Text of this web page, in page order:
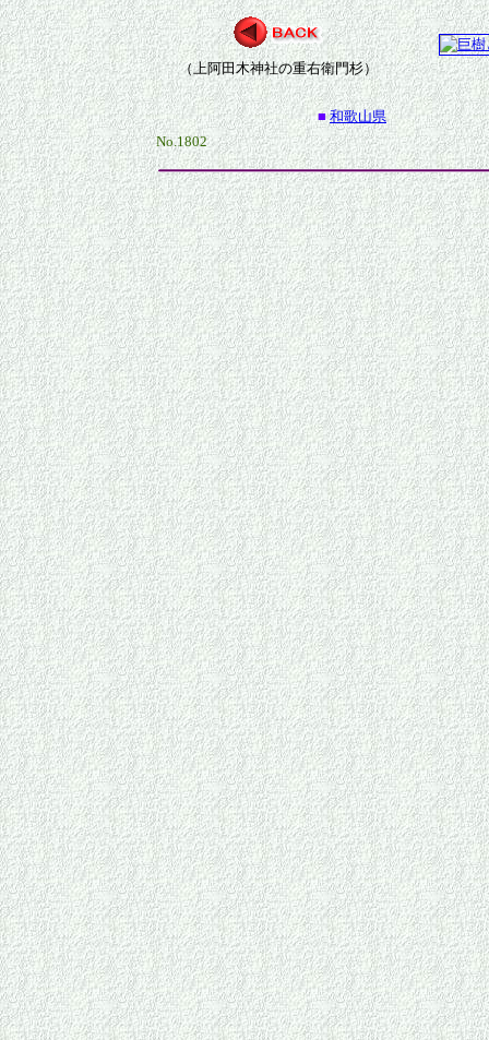
（上阿田木神社の重右衛門杉）
■ 和歌山県
No.1802